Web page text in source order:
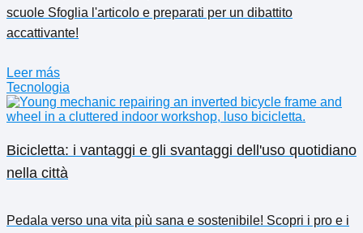
scuole Sfoglia l'articolo e preparati per un dibattito
accattivante!
Leer más
Tecnologia
Bicicletta: i vantaggi e gli svantaggi dell'uso quotidiano
nella città
Pedala verso una vita più sana e sostenibile! Scopri i pro e i